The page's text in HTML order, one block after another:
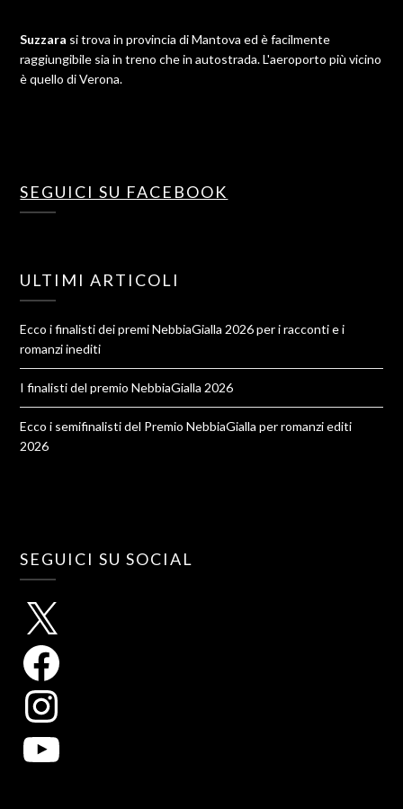
Suzzara si trova in provincia di Mantova ed è facilmente
raggiungibile sia in treno che in autostrada. L'aeroporto più vicino
è quello di Verona.
SEGUICI SU FACEBOOK
ULTIMI ARTICOLI
Ecco i finalisti dei premi NebbiaGialla 2026 per i racconti e i
romanzi inediti
I finalisti del premio NebbiaGialla 2026
Ecco i semifinalisti del Premio NebbiaGialla per romanzi editi
2026
SEGUICI SU SOCIAL